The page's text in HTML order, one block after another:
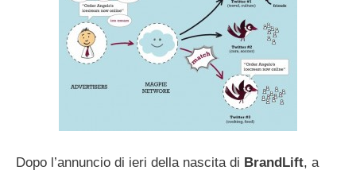
Dopo l’annuncio di ieri della nascita di BrandLift, a